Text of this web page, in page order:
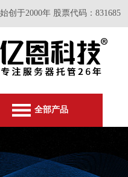
始创于2000年 股票代码：831685
全部产品